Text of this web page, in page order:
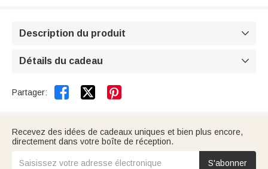
Description du produit 
Détails du cadeau 
Partager:  
Recevez des idées de cadeaux uniques et bien plus encore,
directement dans votre boîte de réception.
S'abonner